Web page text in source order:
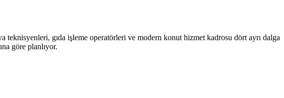
gıda işleme operatörleri ve modern konut hizmet kadrosu dört ayrı dalga
göre planlıyor.